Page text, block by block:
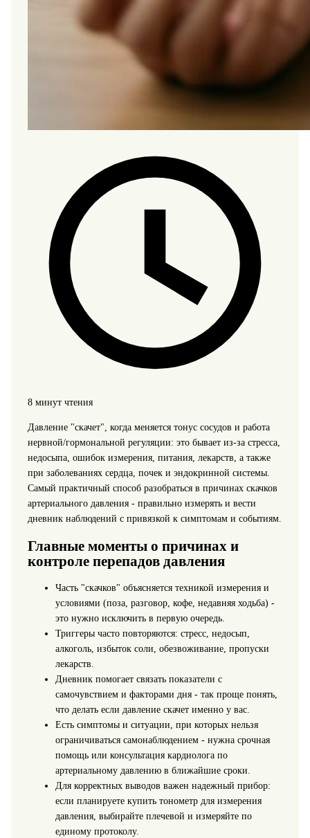
8 минут чтения
Давление "скачет", когда меняется тонус сосудов и работа
нервной/гормональной регуляции: это бывает из‑за стресса,
недосыпа, ошибок измерения, питания, лекарств, а также
при заболеваниях сердца, почек и эндокринной системы.
Самый практичный способ разобраться в причинах скачков
артериального давления - правильно измерять и вести
дневник наблюдений с привязкой к симптомам и событиям.
Главные моменты о причинах и
контроле перепадов давления
Часть "скачков" объясняется техникой измерения и
условиями (поза, разговор, кофе, недавняя ходьба) -
это нужно исключить в первую очередь.
Триггеры часто повторяются: стресс, недосып,
алкоголь, избыток соли, обезвоживание, пропуски
лекарств.
Дневник помогает связать показатели с
самочувствием и факторами дня - так проще понять,
что делать если давление скачет именно у вас.
Есть симптомы и ситуации, при которых нельзя
ограничиваться самонаблюдением - нужна срочная
помощь или консультация кардиолога по
артериальному давлению в ближайшие сроки.
Для корректных выводов важен надежный прибор:
если планируете купить тонометр для измерения
давления, выбирайте плечевой и измеряйте по
единому протоколу.